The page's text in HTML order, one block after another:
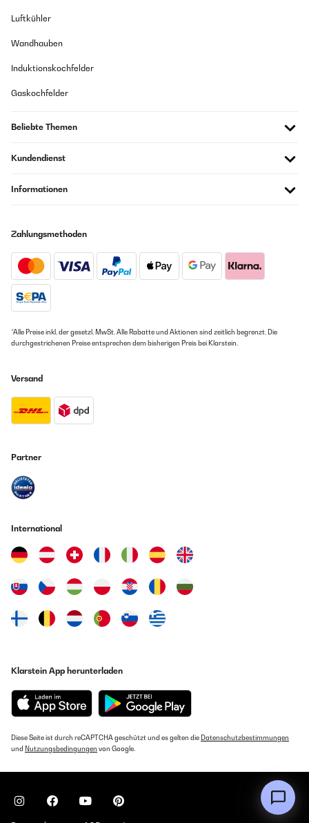
Luftkühler
Wandhauben
Induktionskochfelder
Gaskochfelder
Beliebte Themen
Kundendienst
Informationen
Zahlungsmethoden
*Alle Preise inkl. der gesetzl. MwSt. Alle Rabatte und Aktionen sind zeitlich begrenzt. Die
durchgestrichenen Preise entsprechen dem bisherigen Preis bei Klarstein.
Versand
Partner
International
Klarstein App herunterladen
Diese Seite ist durch reCAPTCHA geschützt und es gelten die Datenschutzbestimmungen
und Nutzungsbedingungen von Google.